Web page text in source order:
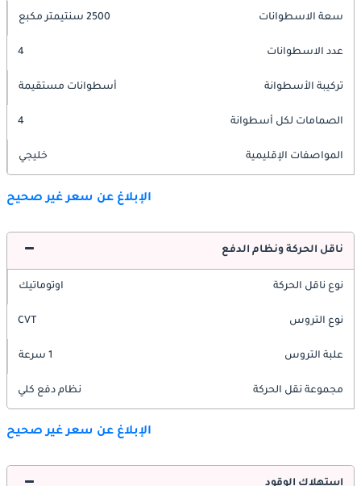
سعة الاسطوانات 2500 سنتيمتر مكبع
عدد الاسطوانات 4
تركيبة الأسطوانة أسطوانات مستقيمة
الصمامات لكل أسطوانة 4
المواصفات الإقليمية خليجي
الإبلاغ عن سعر غير صحيح
ناقل الحركة ونظام الدفع
نوع ناقل الحركة اوتوماتيك
نوع التروس CVT
علبة التروس 1 سرعة
مجموعة نقل الحركة نظام دفع كلي
الإبلاغ عن سعر غير صحيح